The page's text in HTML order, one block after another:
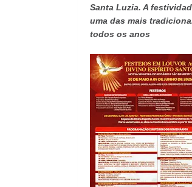
Santa Luzia. A
uma das mais
todos os anos